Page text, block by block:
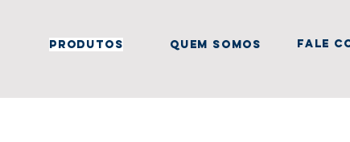
produtos quem somos fale